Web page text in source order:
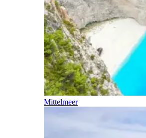
Mittelmeer